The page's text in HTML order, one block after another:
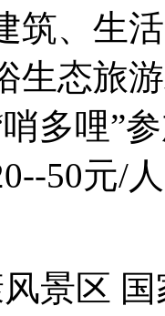
筑、生
生态旅
多哩”
50元/
景区 国